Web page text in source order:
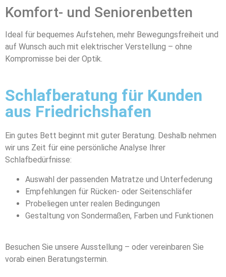
Komfort- und Seniorenbetten
Ideal für bequemes Aufstehen, mehr Bewegungsfreiheit und
auf Wunsch auch mit elektrischer Verstellung – ohne
Kompromisse bei der Optik.
Schlafberatung für Kunden
aus Friedrichshafen
Ein gutes Bett beginnt mit guter Beratung. Deshalb nehmen
wir uns Zeit für eine persönliche Analyse Ihrer
Schlafbedürfnisse:
Auswahl der passenden Matratze und Unterfederung
Empfehlungen für Rücken- oder Seitenschläfer
Probeliegen unter realen Bedingungen
Gestaltung von Sondermaßen, Farben und Funktionen
Besuchen Sie unsere Ausstellung – oder vereinbaren Sie
vorab einen Beratungstermin.